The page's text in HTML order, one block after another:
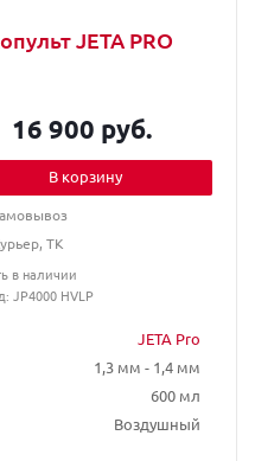
JETA PRO
JETA Pro
1,3 мм - 1,4 мм
600 мл
Воздушный
16 900 руб.
В корзину
ТК
в наличии
JP4000 HVLP